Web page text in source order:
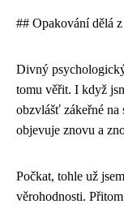
## Opakování dělá
Divný
tomu věřit. I když
obzvlášť zákeřné na
objevuje znovu a
Počkat, tohle už
věrohodnosti.